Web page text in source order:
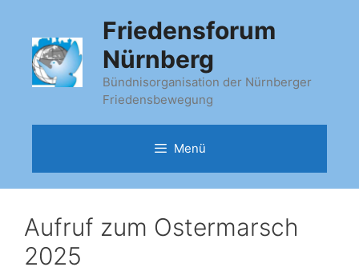
springen
Friedensforum
Nürnberg
Bündnisorganisation der Nürnberger
Friedensbewegung
Menü
Aufruf zum Ostermarsch
2025